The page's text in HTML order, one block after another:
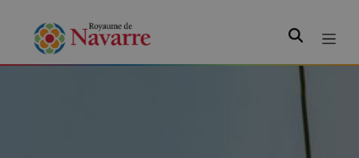
Rechercher